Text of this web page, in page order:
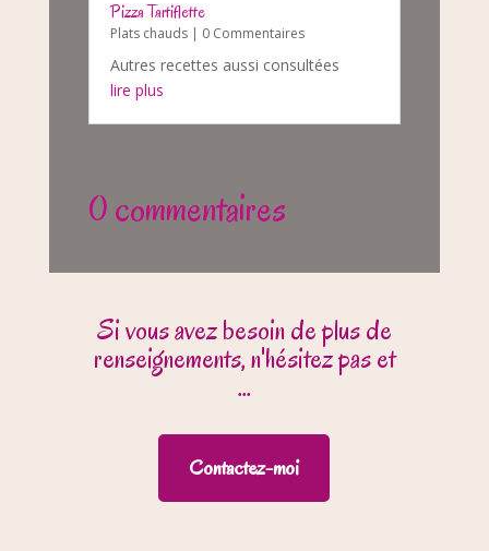
Pizza Tartiflette
Plats chauds| 0 Commentaires
Autres recettes aussi consultées
lire plus
0 commentaires
Si vous avez besoin de plus de
renseignements, n'hésitez pas et
...
Contactez-moi